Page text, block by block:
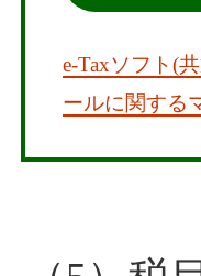
e-Taxソフト(
ールに関する